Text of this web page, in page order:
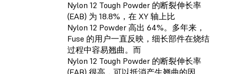
Nylon 12 Tough Powder 的断裂伸长率
(EAB) 为 18.8%，在 XY 轴上比
Nylon 12 Powder 高出 64%。多年来，
Fuse 的用户一直反映，细长部件在烧结
过程中容易翘曲。而
Nylon 12 Tough Powder 的断裂伸长率
(EAB) 很高，可以抵消产生翘曲的因